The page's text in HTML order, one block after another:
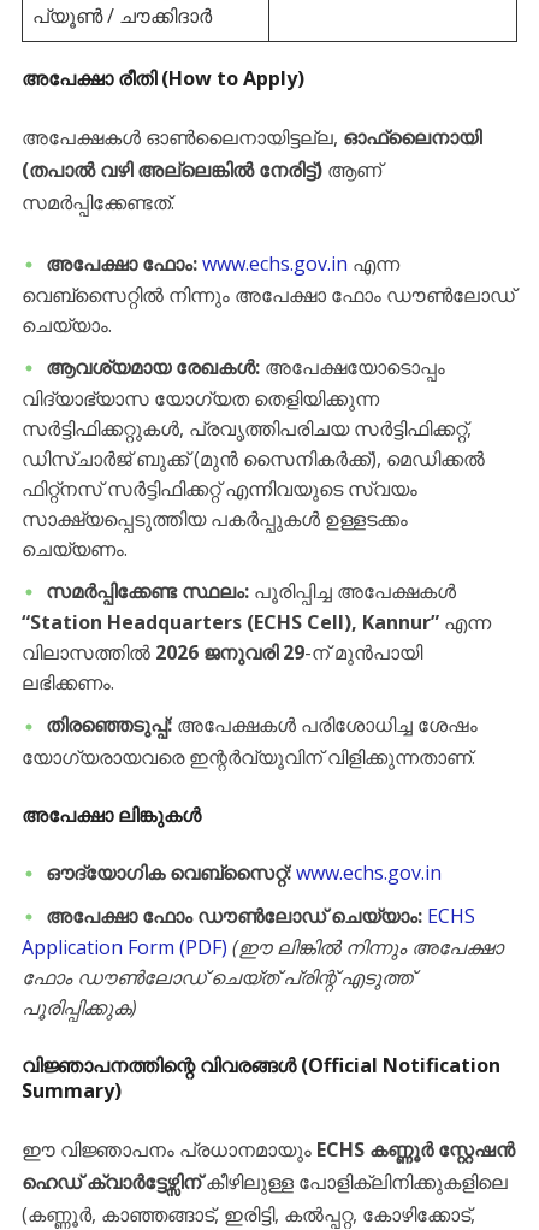
പ്യൂൺ / ചൗക്കിദാർ
അപേക്ഷാ രീതി (How to Apply)
​അപേക്ഷകൾ ഓൺലൈനായിട്ടല്ല, ഓഫ്‌ലൈനായി
(തപാൽ വഴി അല്ലെങ്കിൽ നേരിട്ട്)ആണ്
സമർപ്പിക്കേണ്ടത്.
അപേക്ഷാ ഫോം:www.echs.gov.in എന്ന
വെബ്‌സൈറ്റിൽ നിന്നും അപേക്ഷാ ഫോം ഡൗൺലോഡ്
ചെയ്യാം.
ആവശ്യമായ രേഖകൾ:അപേക്ഷയോടൊപ്പം
വിദ്യാഭ്യാസ യോഗ്യത തെളിയിക്കുന്ന
സർട്ടിഫിക്കറ്റുകൾ, പ്രവൃത്തിപരിചയ സർട്ടിഫിക്കറ്റ്,
ഡിസ്ചാർജ് ബുക്ക് (മുൻ സൈനികർക്ക്), മെഡിക്കൽ
ഫിറ്റ്‌നസ് സർട്ടിഫിക്കറ്റ് എന്നിവയുടെ സ്വയം
സാക്ഷ്യപ്പെടുത്തിയ പകർപ്പുകൾ ഉള്ളടക്കം
ചെയ്യണം.
സമർപ്പിക്കേണ്ട സ്ഥലം:പൂരിപ്പിച്ച അപേക്ഷകൾ
“Station Headquarters (ECHS Cell), Kannur”എന്ന
വിലാസത്തിൽ 2026 ജനുവരി 29-ന് മുൻപായി
ലഭിക്കണം.
തിരഞ്ഞെടുപ്പ്:അപേക്ഷകൾ പരിശോധിച്ച ശേഷം
യോഗ്യരായവരെ ഇന്റർവ്യൂവിന് വിളിക്കുന്നതാണ്.
അപേക്ഷാ ലിങ്കുകൾ
ഔദ്യോഗിക വെബ്‌സൈറ്റ്:www.echs.gov.in
അപേക്ഷാ ഫോം ഡൗൺലോഡ് ചെയ്യാം: ECHS
Application Form (PDF) (ഈ ലിങ്കിൽ നിന്നും അപേക്ഷാ
ഫോം ഡൗൺലോഡ് ചെയ്ത് പ്രിന്റ് എടുത്ത്
പൂരിപ്പിക്കുക)
വിജ്ഞാപനത്തിന്റെ വിവരങ്ങൾ (Official Notification
Summary)
​ഈ വിജ്ഞാപനം പ്രധാനമായും ECHS കണ്ണൂർ സ്റ്റേഷൻ
ഹെഡ് ക്വാർട്ടേഴ്സിന്കീഴിലുള്ള പോളിക്ലിനിക്കുകളിലെ
(കണ്ണൂർ, കാഞ്ഞങ്ങാട്, ഇരിട്ടി, കൽപ്പറ്റ, കോഴിക്കോട്,